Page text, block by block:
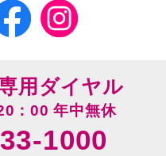
用ダイヤル
：00 年中無休
1000